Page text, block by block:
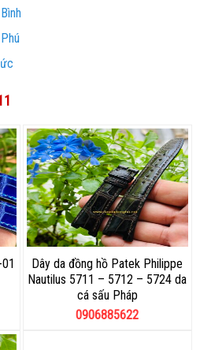
Dây da đồng hồ Patek Philippe
Nautilus 5711 – 5712 – 5724 da
cá sấu Pháp
0906885622